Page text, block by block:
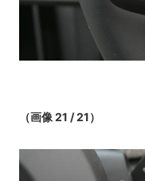
（画像 21 / 21）